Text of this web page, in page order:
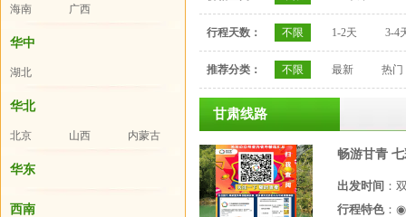
海南 广西
华中
湖北
华北
北京 山西 内蒙古
华东
西南
行程天数： 不限 1-2天 3-4
推荐分类： 不限 最新 热门
甘肃线路
畅游甘青
出发时间 ：
行程特色：◉